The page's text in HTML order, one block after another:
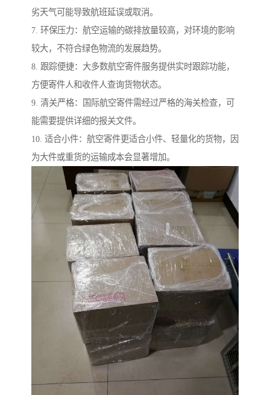
劣天气可能导致航班延误或取消。
7. 环保压力：航空运输的碳排放量较高，对环境的影响
较大，不符合绿色物流的发展趋势。
8. 跟踪便捷：大多数航空寄件服务提供实时跟踪功能，
方便寄件人和收件人查询货物状态。
9. 清关严格：国际航空寄件需经过严格的海关检查，可
能需要提供详细的报关文件。
10. 适合小件：航空寄件更适合小件、轻量化的货物，因
为大件或重货的运输成本会显著增加。